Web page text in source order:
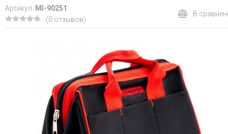
Артикул: MI-90251
(0 отзывов)
В